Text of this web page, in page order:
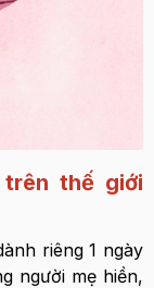
thế giới
riêng 1 ngày
người mẹ hiền,